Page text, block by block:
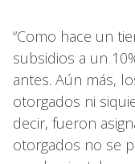
“Como hace un
subsidios a un
antes. Aún más,
otorgados ni
decir, fueron
otorgados no se